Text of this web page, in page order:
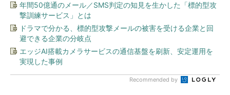
年間50億通のメール／SMS判定の知見を生かした「標的型攻
撃訓練サービス」とは
ドラマで分かる、標的型攻撃メールの被害を受ける企業と回
避できる企業の分岐点
エッジAI搭載カメラサービスの通信基盤を刷新、安定運用を
実現した事例
Recommended by